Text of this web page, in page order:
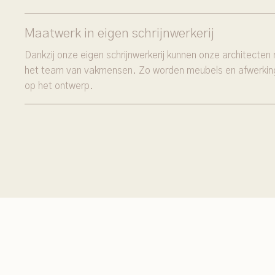
Maatwerk in eigen schrijnwerkerij
Dankzij onze eigen schrijnwerkerij kunnen onze
het team van vakmensen. Zo worden meubels en
op het ontwerp.